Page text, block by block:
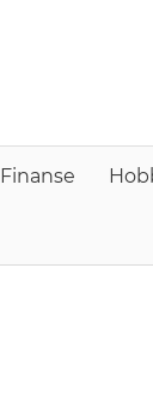
Finanse